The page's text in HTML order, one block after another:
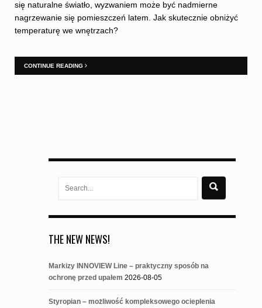
się naturalne światło, wyzwaniem może być nadmierne
nagrzewanie się pomieszczeń latem. Jak skutecznie obniżyć
temperaturę we wnętrzach?
CONTINUE READING
THE NEW NEWS!
Markizy INNOVIEW Line – praktyczny sposób na
ochronę przed upałem 2026-08-05
Styropian – możliwość kompleksowego ocieplenia